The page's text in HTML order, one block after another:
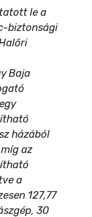
le a
biztonsági
Baja
házából
az
a
127,77
30